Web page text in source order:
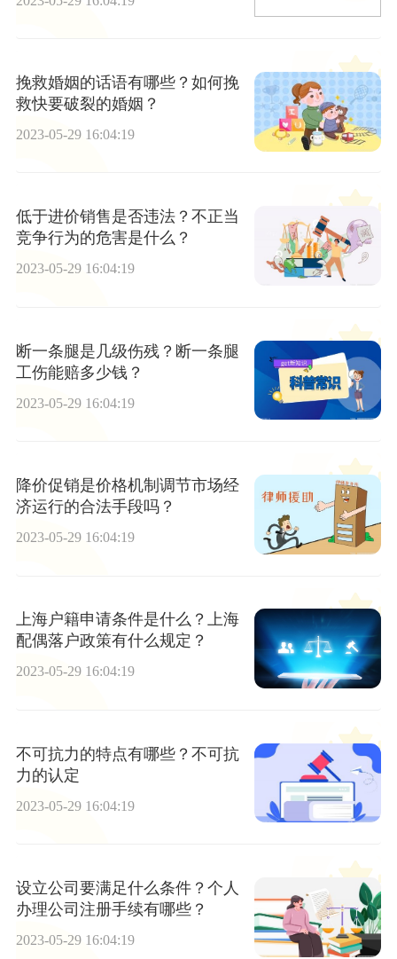
挽救婚姻的话语有哪些？如何挽
救快要破裂的婚姻？
2023-05-29 16:04:19
低于进价销售是否违法？不正当
竞争行为的危害是什么？
2023-05-29 16:04:19
断一条腿是几级伤残？断一条腿
工伤能赔多少钱？
2023-05-29 16:04:19
降价促销是价格机制调节市场经
济运行的合法手段吗？
2023-05-29 16:04:19
上海户籍申请条件是什么？上海
配偶落户政策有什么规定？
2023-05-29 16:04:19
不可抗力的特点有哪些？不可抗
力的认定
2023-05-29 16:04:19
设立公司要满足什么条件？个人
办理公司注册手续有哪些？
2023-05-29 16:04:19